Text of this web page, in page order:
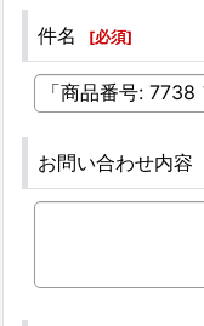
件名 [必須]
お問い合わせ内容